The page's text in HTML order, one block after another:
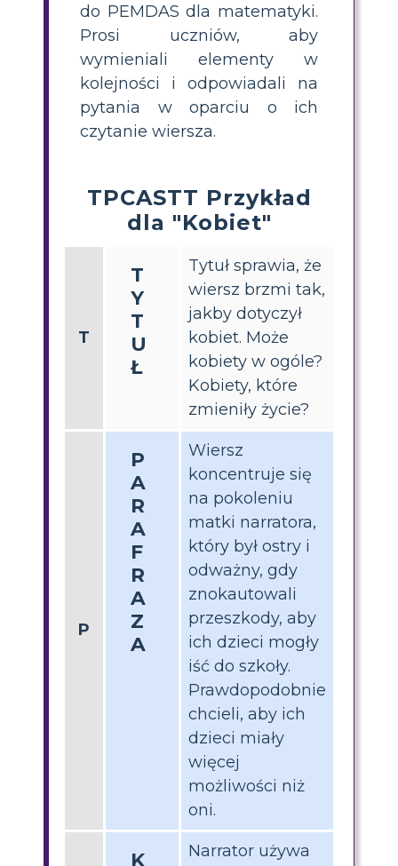
do PEMDAS dla matematyki.
Prosi uczniów, aby
wymieniali elementy w
kolejności i odpowiadali na
pytania w oparciu o ich
czytanie wiersza.
TPCASTT Przykład
dla "Kobiet"
T
T
Y
T
U
Ł
Tytuł sprawia, że ​​
wiersz brzmi tak,
jakby dotyczył
kobiet. Może
kobiety w ogóle?
Kobiety, które
zmieniły życie?
P
P
A
R
A
F
R
A
Z
A
Wiersz
koncentruje się
na pokoleniu
matki narratora,
który był ostry i
odważny, gdy
znokautowali
przeszkody, aby
ich dzieci mogły
iść do szkoły.
Prawdopodobnie
chcieli, aby ich
dzieci miały
więcej
możliwości niż
oni.
K
Narrator używa